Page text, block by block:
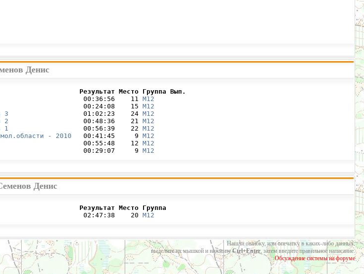
Денис
Результат Место Группа Вып.
00:36:56    11
М12
00:24:08    15
М12
3
                   01:02:23    24
М12
2
                   00:48:36    21
М12
1
                   00:56:39    22
М12
- 2010
   00:41:45     9
М12
00:55:48    12
М12
00:29:07     9
М12
Денис
Результат Место Группа
02:47:38    20
М12
Нашли ошибку, или опечатку в каких-либо данных:
выделите их мышкой и нажмитеCtrl+Enter, затем введите правильное написание.
Обсуждение системы на форуме